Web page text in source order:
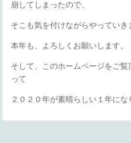
崩してしまったので、
そこも気を付けながらやっていき
本年も、よろしくお願いします。
そして、このホームページをご覧
って
２０２０年が素晴らしい１年にな